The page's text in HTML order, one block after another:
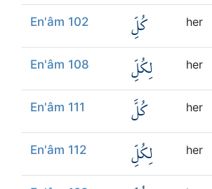
En'âm 102 كُلِّ her
En'âm 108 لِكُلِّ her
En'âm 111 كُلَّ her
En'âm 112 لِكُلِّ her